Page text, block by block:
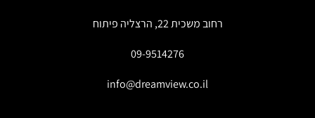
רחוב משכית 22, הרצליה פיתוח
09-9514276
info@dreamview.co.il